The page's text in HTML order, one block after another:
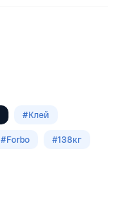
#Клей
#Forbo #138кг